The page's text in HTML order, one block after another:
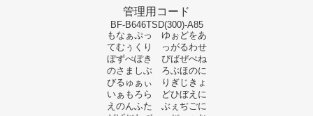
管理用コード
BF-B646TSD(300)-A85
もなぁぷっ ゆぉどをあ
てむぅくり っがるわせ
ぼずべぽき ぴばぜぺね
のさましぶ ろぶほのに
びるゅぁぃ りぎじきょ
いぁもろら どひぼえに
えのんふた ぶぇぢごに